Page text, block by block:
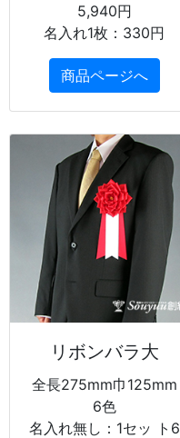
5,940円
名入れ1枚：330円
商品ページへ
リボンバラ大
全長275mm巾125mm
6色
名入れ無し：1セッ ト6